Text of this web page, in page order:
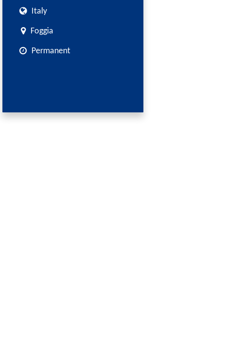
Italy
Foggia
Permanent